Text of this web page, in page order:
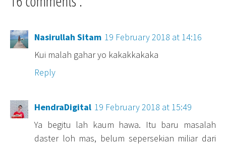
Nasirullah Sitam 19 February 2018 at 14:16
Kui malah gahar yo kakakkakaka
Reply
HendraDigital 19 February 2018 at 15:49
Ya begitu lah kaum hawa. Itu baru masalah
daster loh mas, belum sepersekian miliar dari